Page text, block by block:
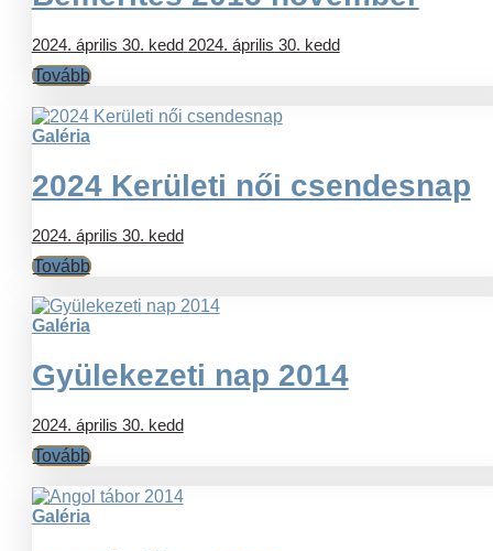
2024. április 30. kedd 2024. április 30. kedd
Tovább
Galéria
2024 Kerületi női csendesnap
2024. április 30. kedd
Tovább
Galéria
Gyülekezeti nap 2014
2024. április 30. kedd
Tovább
Galéria